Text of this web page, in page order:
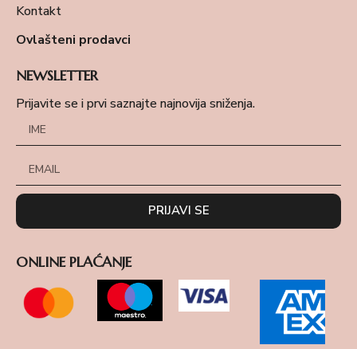
Kontakt
Ovlašteni prodavci
NEWSLETTER
Prijavite se i prvi saznajte najnovija sniženja.
PRIJAVI SE
ONLINE PLAĆANJE